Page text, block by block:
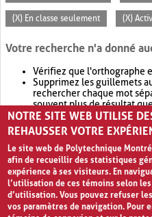
(X) En classe seulement (X)
Votre recherche n'a donné
Vérifiez que l'orthographe
Supprimez les guillemets
rechercher chaque mot
souvent plus de résultat
Envisagez d'élargir votre
retournera souvent plus
NOTRE SITE WEB UTILISE
REHAUSSER VOTRE
Le site web de Polytechnique
afin de recueillir des statistiques
expérience à ses visiteurs. En
l’utilisation de ces témoins selon
d’utilisation. Vous pouvez refuser
vos paramètres de navigation. Pour